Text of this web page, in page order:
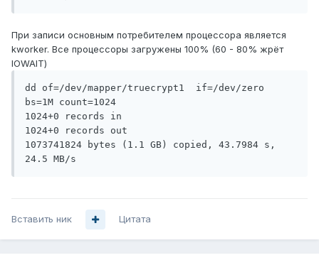
При записи основным потребителем процессора является
kworker. Все процессоры загружены 100% (60 - 80% жрёт
IOWAIT)
dd of=/dev/mapper/truecrypt1  if=/dev/zero
bs=1M count=1024
1024+0 records in
1024+0 records out
1073741824 bytes (1.1 GB) copied, 43.7984 s,
Вставить ник Цитата